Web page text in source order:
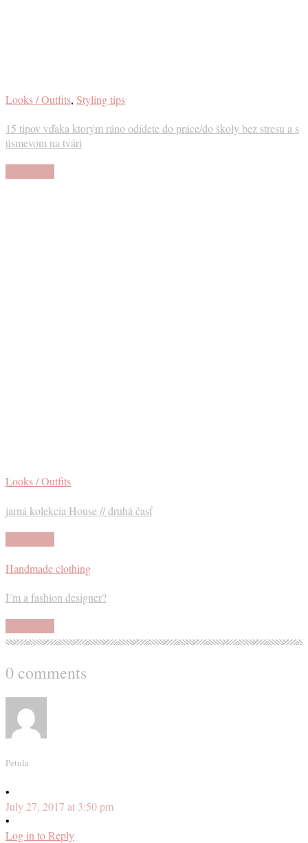
Looks / Outfits, Styling tips
15 tipov vďaka ktorým ráno odídete do práce/do školy bez stresu a s
úsmevom na tvári
Looks / Outfits
jarná kolekcia House // druhá časť
Handmade clothing
I´m a fashion designer?
0 comments
Petula
•
July 27, 2017 at 3:50 pm
•
Log in to Reply